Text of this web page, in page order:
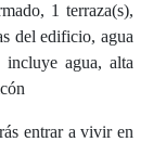
1 terraza(s),
del edificio, agua
incluye agua, alta
entrar a vivir en